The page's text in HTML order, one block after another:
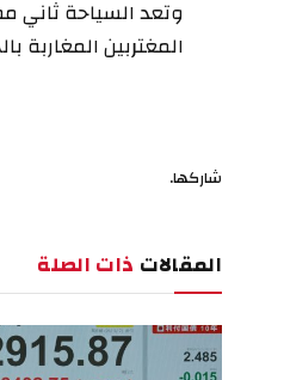
المغتربين المغاربة بالخارج البالغة 11.6
شاركها.
المقالات ذات الصلة